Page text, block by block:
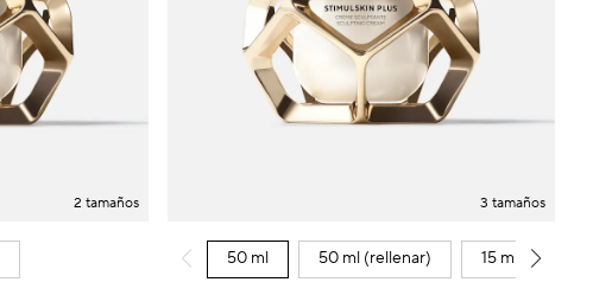
2 tamaños 3 tamaños
50 ml 50 ml (rellenar) 15 ml